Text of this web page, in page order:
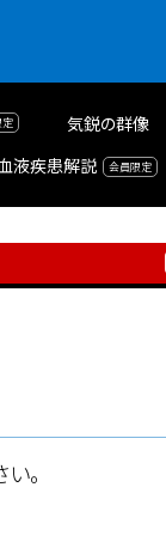
気鋭の群像
液疾患解説
。